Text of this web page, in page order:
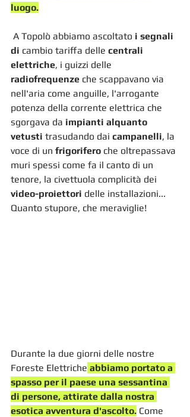
luogo.
A Topolò abbiamo ascoltato i segnali
di cambio tariffa delle centrali
elettriche, i guizzi delle
radiofrequenze che scappavano via
nell'aria come anguille, l'arrogante
potenza della corrente elettrica che
sgorgava da impianti alquanto
vetusti trasudando dai campanelli, la
voce di un frigorifero che oltrepassava
muri spessi come fa il canto di un
tenore, la civettuola complicità dei
video-proiettori delle installazioni...
Quanto stupore, che meraviglie!
Durante la due giorni delle nostre
Foreste Elettriche abbiamo portato a
spasso per il paese una sessantina
di persone, attirate dalla nostra
esotica avventura d'ascolto. Come